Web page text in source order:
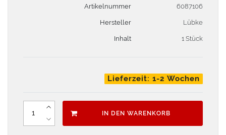
Artikelnummer 6087106
Hersteller Lübke
Inhalt 1 Stück
Lieferzeit: 1-2 Wochen
IN DEN WARENKORB